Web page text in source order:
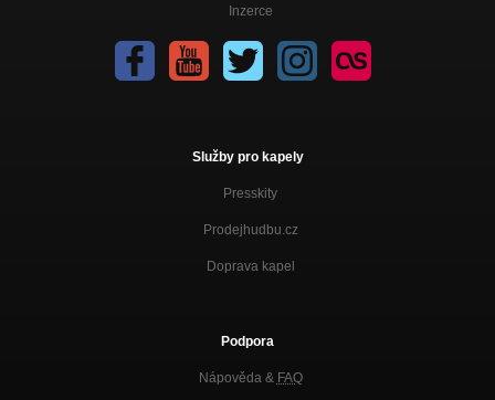
Inzerce
Služby pro kapely
Presskity
Prodejhudbu.cz
Doprava kapel
Podpora
Nápověda & FAQ